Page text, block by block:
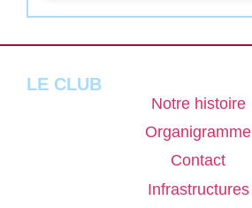
LE CLUB
Notre histoire
Organigramme
Contact
Infrastructures